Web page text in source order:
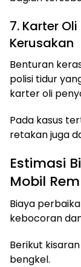
7. Karter
Kerusakan
Benturan
polisi tidur
karter oli
Pada kasus
retakan juga
Estimasi
Mobil
Biaya
kebocoran
Berikut
bengkel.